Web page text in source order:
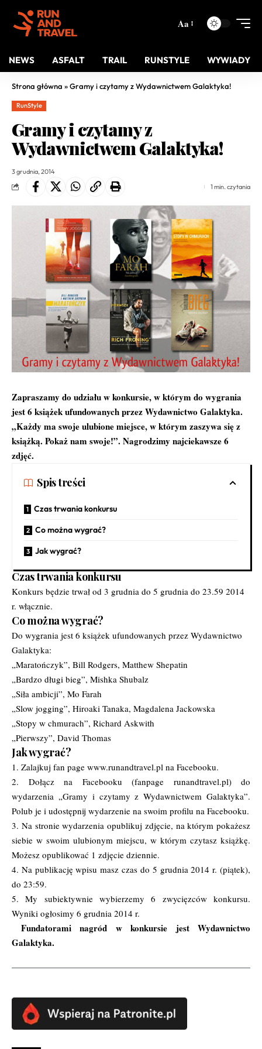
Aa
NEWS ASFALT TRAIL RUNSTYLE WYWIADY
Strona główna »Gramy i czytamy z Wydawnictwem Galaktyka!
RunStyle
Gramy i czytamy z
Wydawnictwem Galaktyka!
3 grudnia, 2014
1 min. czytania
Zapraszamy do udziału w konkursie, w którym do wygrania
jest 6 książek ufundowanych przez Wydawnictwo Galaktyka.
„Każdy ma swoje ulubione miejsce, w którym zaszywa się z
książką. Pokaż nam swoje!”. Nagrodzimy najciekawsze 6
zdjęć.
Spis treści
Czas trwania konkursu
Co można wygrać?
Jak wygrać?
Czas trwania konkursu
Konkurs będzie trwał od 3 grudnia do 5 grudnia do 23.59 2014
r. włącznie.
Co można wygrać?
Do wygrania jest 6 książek ufundowanych przez Wydawnictwo
Galaktyka:
„Maratończyk”, Bill Rodgers, Matthew Shepatin
„Bardzo długi bieg”, Mishka Shubalz
„Siła ambicji”, Mo Farah
„Slow jogging”, Hiroaki Tanaka, Magdalena Jackowska
„Stopy w chmurach”, Richard Askwith
„Pierwszy”, David Thomas
Jak wygrać?
1. Zalajkuj fan page www.runandtravel.pl na Facebooku.
2. Dołącz na Facebooku (fanpage runandtravel.pl) do
wydarzenia „Gramy i czytamy z Wydawnictwem Galaktyka”.
Polub je i udostępnij wydarzenie na swoim profilu na Facebooku.
3. Na stronie wydarzenia opublikuj zdjęcie, na którym pokażesz
siebie w swoim ulubionym miejscu, w którym czytasz książkę.
Możesz opublikować 1 zdjęcie dziennie.
4. Na publikację wpisu masz czas do 5 grudnia 2014 r. (piątek),
do 23:59.
5. My subiektywnie wybierzemy 6 zwycięzców konkursu.
Wyniki ogłosimy 6 grudnia 2014 r.
Fundatorami nagród w konkursie jest Wydawnictwo
Galaktyka.